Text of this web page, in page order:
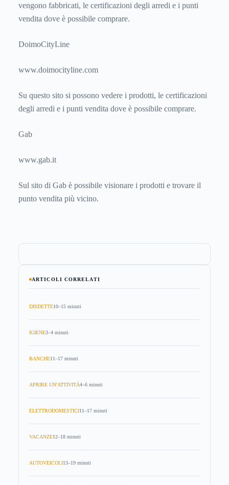
vengono fabbricati, le certificazioni degli arredi e i punti
vendita dove è possibile comprare.
DoimoCityLine
www.doimocityline.com
Su questo sito si possono vedere i prodotti, le certificazioni
degli arredi e i punti vendita dove è possibile comprare.
Gab
www.gab.it
Sul sito di Gab è possibile visionare i prodotti e trovare il
punto vendita più vicino.
ARTICOLI CORRELATI
DISDETTE10–15 minuti
IGIENE3–4 minuti
BANCHE11–17 minuti
APRIRE UN'ATTIVITÀ4–6 minuti
ELETTRODOMESTICI11–17 minuti
VACANZE12–18 minuti
AUTOVEICOLI13–19 minuti